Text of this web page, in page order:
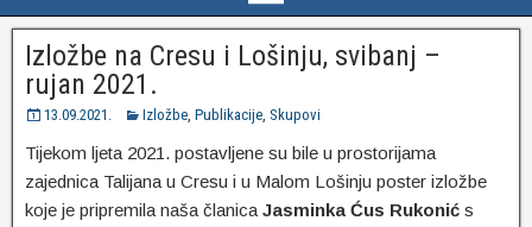
Izložbe na Cresu i Lošinju, svibanj –
rujan 2021.
13.09.2021. Izložbe, Publikacije, Skupovi
Tijekom ljeta 2021. postavljene su bile u prostorijama
zajednica Talijana u Cresu i u Malom Lošinju poster izložbe
koje je pripremila naša članicaJasminka Ćus Rukonić s